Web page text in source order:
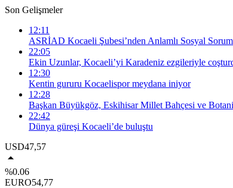
Son Gelişmeler
12:11
ASRİAD Kocaeli Şubesi’nden Anlamlı Sosyal
22:05
Ekin Uzunlar, Kocaeli’yi Karadeniz ezgileriyle
12:30
Kentin gururu Kocaelispor meydana iniyor
12:28
Başkan Büyükgöz, Eskihisar Millet Bahçesi ve
22:42
Dünya güreşi Kocaeli’de buluştu
USD47,57
%0.06
EURO54,77